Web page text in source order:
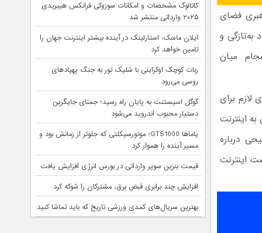
فضای
به‌تازگی و
میان
لازم برای
اینترنت
درباره
اینترنت
کاتالوگ مشخصات و امکانات سوزوکی فرانکس هیبریدی
۲۰۲۵ وارداتی منتشر شد
ایلان ماسک: استارلینک در آینده بیشتر اینترنت جهان را
تامین خواهد کرد
ربات کوچک اوکراینی با شلیک تور به جنگ پهپادهای
روسی می‌رود
گوگل اسیستنت به پایان راه رسید؛ جمنای جایگزین
دستیار محبوب اندروید می‌شود
یاماها GTS1000؛ موتورسیکلتی که جلوتر از زمانش بود و
مسیر آینده را هموار کرد
قیمت بنزین سوپر وارداتی در بورس انرژی افزایش یافت
افزایش چند برابری قبض برق، مشترکان را شوکه کرد
بهترین سریال‌های کمدی ورزشی تاریخ که باید تماشا کنید